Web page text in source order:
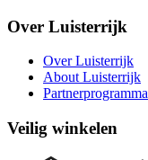
Over Luisterrijk
Over Luisterrijk
About Luisterrijk
Partnerprogramma
Veilig winkelen